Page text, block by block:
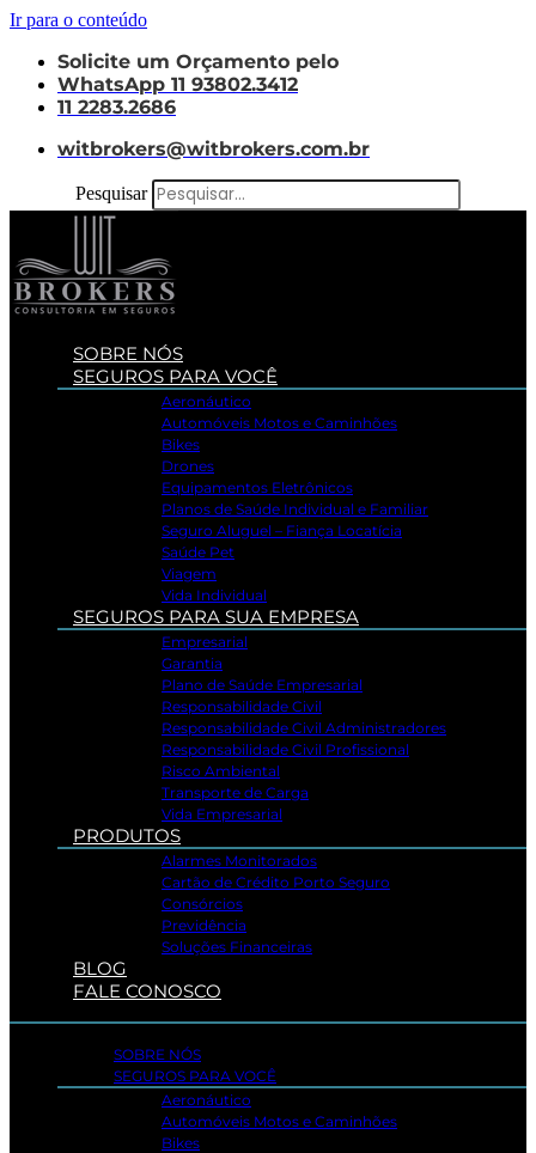
Ir para o conteúdo
Solicite um Orçamento pelo
WhatsApp 11 93802.3412
11 2283.2686
witbrokers@witbrokers.com.br
Pesquisar
SOBRE NÓS
SEGUROS PARA VOCÊ
Aeronáutico
Automóveis Motos e Caminhões
Bikes
Drones
Equipamentos Eletrônicos
Planos de Saúde Individual e Familiar
Seguro Aluguel – Fiança Locatícia
Saúde Pet
Viagem
Vida Individual
SEGUROS PARA SUA EMPRESA
Empresarial
Garantia
Plano de Saúde Empresarial
Responsabilidade Civil
Responsabilidade Civil Administradores
Responsabilidade Civil Profissional
Risco Ambiental
Transporte de Carga
Vida Empresarial
PRODUTOS
Alarmes Monitorados
Cartão de Crédito Porto Seguro
Consórcios
Previdência
Soluções Financeiras
BLOG
FALE CONOSCO
SOBRE NÓS
SEGUROS PARA VOCÊ
Aeronáutico
Automóveis Motos e Caminhões
Bikes